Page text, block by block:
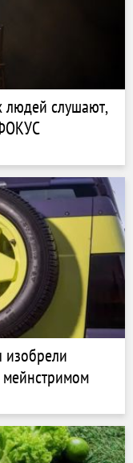
людей слушают,
изобрели
мейнстримом